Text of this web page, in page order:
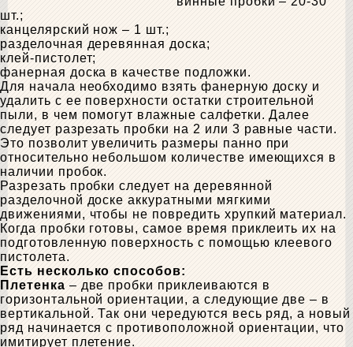
шт.;
канцелярский нож – 1 шт.;
разделочная деревянная доска;
клей-пистолет;
фанерная доска в качестве подложки.
Для начала необходимо взять фанерную доску и
удалить с ее поверхности остатки строительной
пыли, в чем помогут влажные салфетки. Далее
следует разрезать пробки на 2 или 3 равные части.
Это позволит увеличить размеры панно при
относительно небольшом количестве имеющихся в
наличии пробок.
Разрезать пробки следует на деревянной
разделочной доске аккуратными мягкими
движениями, чтобы не повредить хрупкий материал.
Когда пробки готовы, самое время приклеить их на
подготовленную поверхность с помощью клеевого
пистолета.
Есть несколько способов:
Плетенка – две пробки приклеиваются в
горизонтальной ориентации, а следующие две – в
вертикальной. Так они чередуются весь ряд, а новый
ряд начинается с противоположной ориентации, что
имитирует плетение.